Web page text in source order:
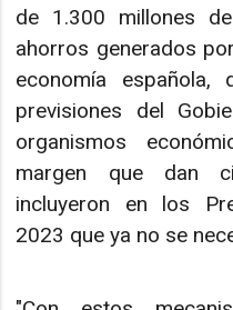
de 1.300 millones
ahorros generados
economía
previsiones del
organismos
margen que dan
incluyeron en los
2023 que ya no se